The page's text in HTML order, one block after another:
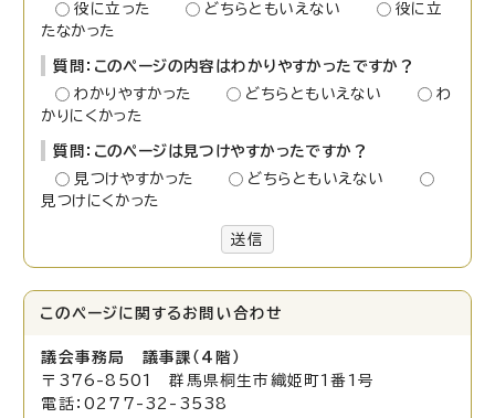
役に立った
どちらともいえない
役に立
たなかった
質問：このページの内容はわかりやすかったですか？
わかりやすかった
どちらともいえない
わ
かりにくかった
質問：このページは見つけやすかったですか？
見つけやすかった
どちらともいえない
見つけにくかった
送信
このページに関する お問い合わせ
議会事務局 議事課（4階）
〒376-8501 群馬県桐生市織姫町1番1号
電話：0277-32-3538